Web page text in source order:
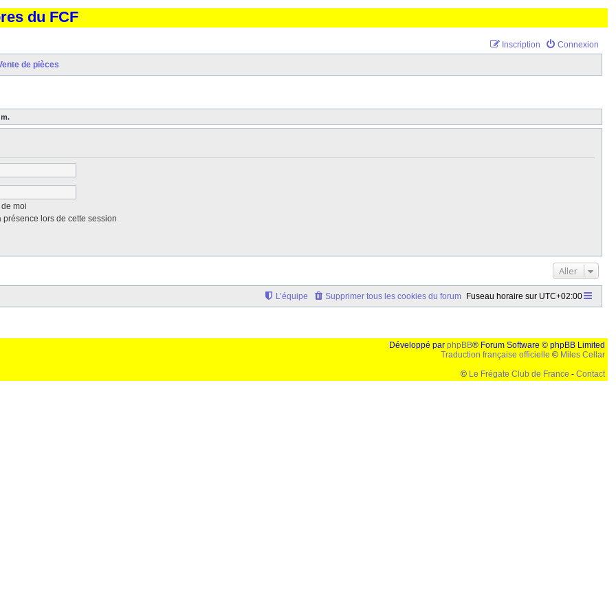
du FCF
Connexion
Inscription
de pièces
moi
présence lors de cette session
Aller
Fuseau horaire sur UTC+02:00
Supprimer tous les cookies du forum
L’équipe
Développé par phpBB® Forum Software © phpBB Limited
Traduction française officielle © Miles Cellar
© Le Frégate Club de France - Contact